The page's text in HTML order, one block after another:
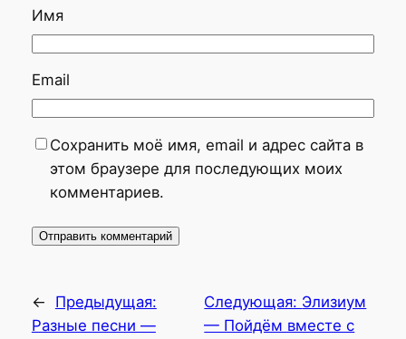
Имя
Email
Сохранить моё имя, email и адрес сайта в
этом браузере для последующих моих
комментариев.
←
Предыдущая:
Разные песни —
Следующая: Элизиум
— Пойдём вместе с